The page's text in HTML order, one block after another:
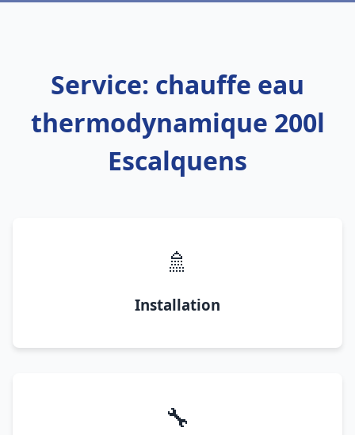
Service: chauffe eau
thermodynamique 200l
Escalquens
🚿
Installation
🔧